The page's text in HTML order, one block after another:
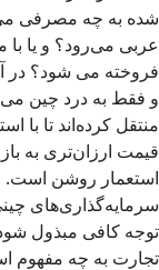
شده به چه مصرفی
عربی می‌رود؟ و یا با
فروخته می شود؟ در
و فقط به درد چین
منتقل کرده‌اند تا با
قیمت ارزان‌تری به
استعمار روشن است.
سرمایه‌گذاری‌های
توجه کافی مبذول
تجارت به چه مفهوم